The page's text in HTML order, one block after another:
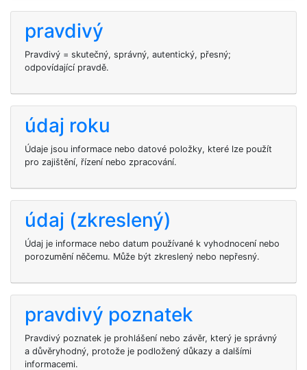
pravdivý
Pravdivý = skutečný, správný, autentický, přesný;
odpovídající pravdě.
údaj roku
Údaje jsou informace nebo datové položky, které lze použít
pro zajištění, řízení nebo zpracování.
údaj (zkreslený)
Údaj je informace nebo datum používané k vyhodnocení nebo
porozumění něčemu. Může být zkreslený nebo nepřesný.
pravdivý poznatek
Pravdivý poznatek je prohlášení nebo závěr, který je správný
a důvěryhodný, protože je podložený důkazy a dalšími
informacemi.